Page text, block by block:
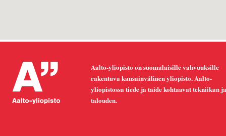
Aalto-yliopisto on suomalaisille vahvuuksille
rakentuva kansainvälinen yliopisto. Aalto-
yliopistossa tiede ja taide kohtaavat tekniikan ja
talouden.